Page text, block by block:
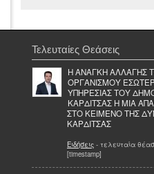
Τελευταίες Θεάσεις
Η ΑΝΑΓΚΗ ΑΛΛΑΓΗΣ
ΟΡΓΑΝΙΣΜΟΥ
ΥΠΗΡΕΣΙΑΣ ΤΟΥ
ΚΑΡΔΙΤΣΑΣ Η ΜΙΑ
ΣΤΟ ΚΕΙΜΕΝΟ ΤΗΣ
ΚΑΡΔΙΤΣΑΣ
Ειδήσεις - τελευταία
[timestamp]